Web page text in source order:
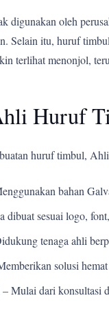
digunakan oleh
Selain itu, huruf
terlihat menonjol,
Huruf
huruf timbul,
bahan
dibuat sesuai logo,
tenaga ahli
solusi
– Mulai dari konsultasi